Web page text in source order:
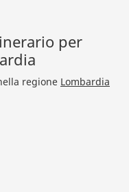
per
regione Lombardia